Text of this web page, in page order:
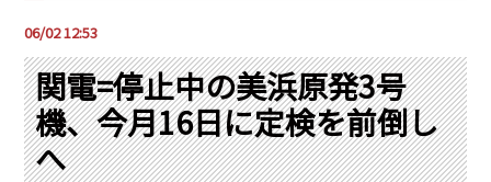
コンサルティング
PRA原則
Q & A
会社概要
English Website
瑞姆亜太能源諮問(北京)
06/02 12:53
関電=停止中の美浜原発3号
機、今月16日に定検を前倒し
へ